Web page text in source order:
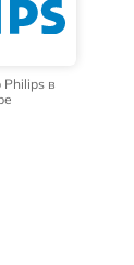
Philips в